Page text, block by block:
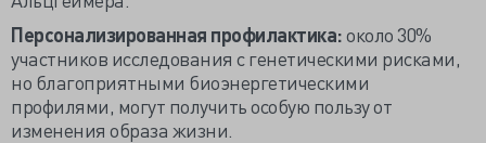
Персонализированная профилактика:около 30%
участников исследования с генетическими рисками,
но благоприятными биоэнергетическими
профилями, могут получить особую пользу от
изменения образа жизни.